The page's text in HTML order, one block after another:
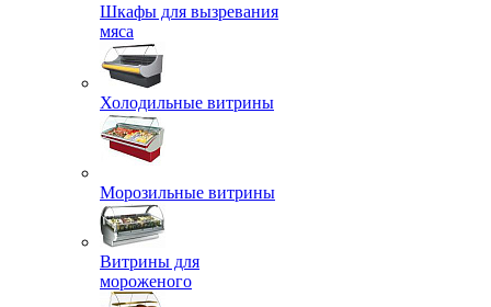
Шкафы для вызревания
мяса
Холодильные витрины
Морозильные витрины
Витрины для
мороженого